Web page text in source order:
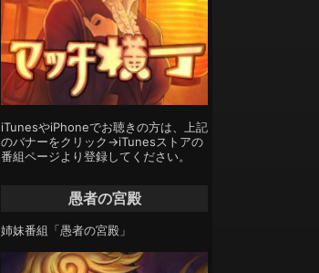
iTunesやiPhoneでお聴きの方は、上記
のバナーをクリック→iTunesストアの
番組ページより登録してください。
愚者の宮殿
姉妹番組「愚者の宮殿」